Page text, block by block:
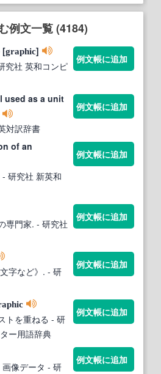
例文一覧 (4184)
[graphic]
究社 英和コンピ
例文帳に追加
used as a unit
対訳辞書
例文帳に追加
of an
- 研究社 新英和
例文帳に追加
専門家. - 研究社
例文帳に追加
字など》. - 研
例文帳に追加
トを重ねる - 研
ー用語辞典
例文帳に追加
像データ - 研
例文帳に追加